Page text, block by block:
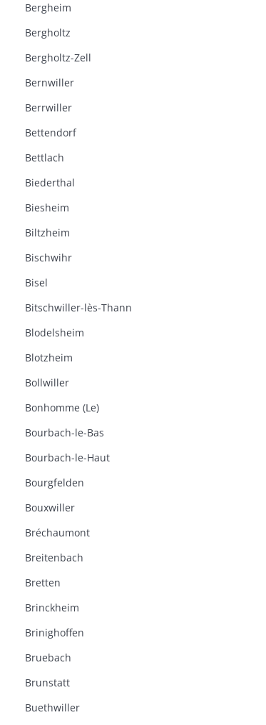
Bergheim
Bergholtz
Bergholtz-Zell
Bernwiller
Berrwiller
Bettendorf
Bettlach
Biederthal
Biesheim
Biltzheim
Bischwihr
Bisel
Bitschwiller-lès-Thann
Blodelsheim
Blotzheim
Bollwiller
Bonhomme (Le)
Bourbach-le-Bas
Bourbach-le-Haut
Bourgfelden
Bouxwiller
Bréchaumont
Breitenbach
Bretten
Brinckheim
Brinighoffen
Bruebach
Brunstatt
Buethwiller